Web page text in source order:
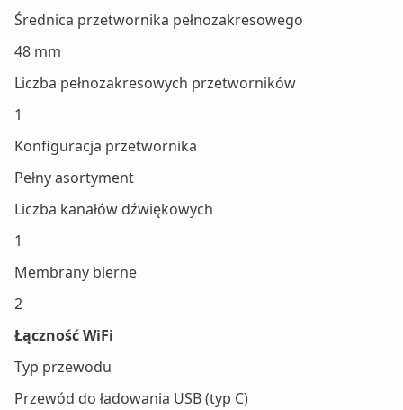
Średnica przetwornika pełnozakresowego
48 mm
Liczba pełnozakresowych przetworników
1
Konfiguracja przetwornika
Pełny asortyment
Liczba kanałów dźwiękowych
1
Membrany bierne
2
Łączność WiFi
Typ przewodu
Przewód do ładowania USB (typ C)